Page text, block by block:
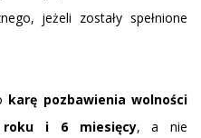
jeżeli zostały spełnione
karę pozbawienia wolności
roku i 6 miesięcy, a nie